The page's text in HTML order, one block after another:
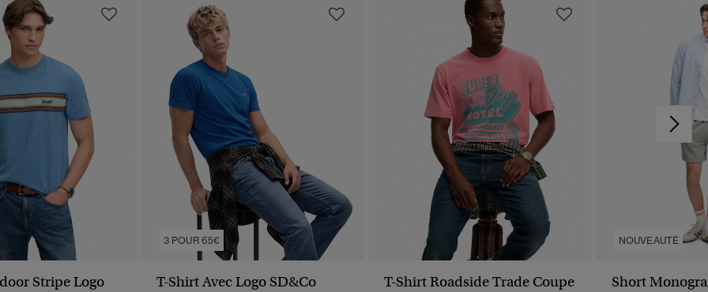
Stripe Logo
3 POUR 65€
T-Shirt Avec Logo SD&Co
T-Shirt Roadside Trade Coupe
NOUVEAUTÉ
Short